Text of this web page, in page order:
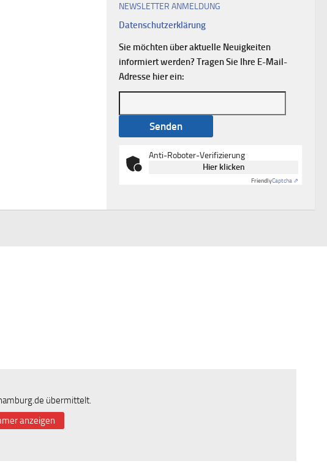
NEWSLETTER ANMELDUNG
Datenschutzerklärung
Sie möchten über aktuelle Neuigkeiten
informiert werden? Tragen Sie Ihre E-Mail-
Adresse hier ein:
Anti-Roboter-Verifizierung
Hier klicken
FriendlyCaptcha ⇗
übermittelt.
anzeigen